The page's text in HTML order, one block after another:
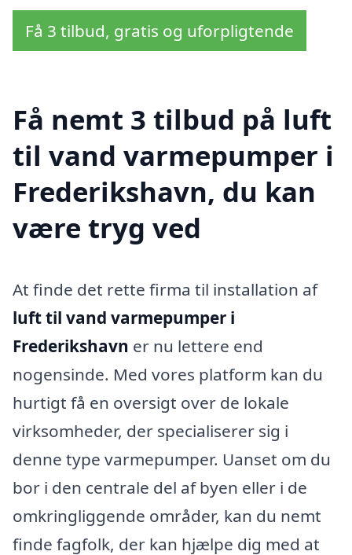
Få 3 tilbud, gratis og uforpligtende
Få nemt 3 tilbud på luft
til vand varmepumper i
Frederikshavn, du kan
være tryg ved
At finde det rette firma til installation af
luft til vand varmepumper i
Frederikshavn er nu lettere end
nogensinde. Med vores platform kan du
hurtigt få en oversigt over de lokale
virksomheder, der specialiserer sig i
denne type varmepumper. Uanset om du
bor i den centrale del af byen eller i de
omkringliggende områder, kan du nemt
finde fagfolk, der kan hjælpe dig med at